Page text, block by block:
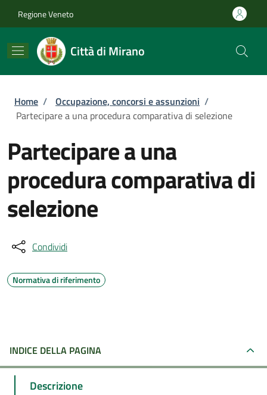
Regione Veneto
Città di Mirano
Briciole di pane
Home / Occupazione, concorsi e assunzioni /
Partecipare a una procedura comparativa di selezione
Partecipare a una
procedura comparativa di
selezione
Condividi
Normativa di riferimento
INDICE DELLA PAGINA
Descrizione